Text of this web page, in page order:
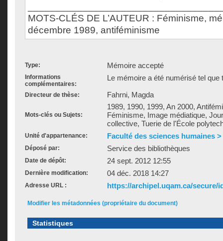
MOTS-CLÉS DE L’AUTEUR : Féminisme,
décembre 1989, antiféminisme
Type: Mémoire accepté
Informations
complémentaires:
Le mémoire a été numérisé tel que
Directeur de thèse: Fahrni, Magda
Mots-clés ou Sujets:
1989, 1990, 1999, An 2000,
Féminisme, Image médiatique,
collective, Tuerie de l'École
Unité d'appartenance: Faculté des sciences humaines
Déposé par: Service des bibliothèques
Date de dépôt: 24 sept. 2012 12:55
Dernière modification: 04 déc. 2018 14:27
Adresse URL : https://archipel.uqam.ca/secure/
Modifier les métadonnées (propriétaire du document)
Statistiques